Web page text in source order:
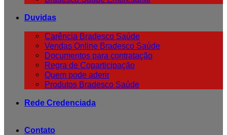
Duvidas
Carência Bradesco Saúde
Vendas Online Bradesco Saúde
Documentos para contratação
Regra de Coparticipação
Quem pode aderir
Produtos Bradesco Saúde
Rede Credenciada
Contato